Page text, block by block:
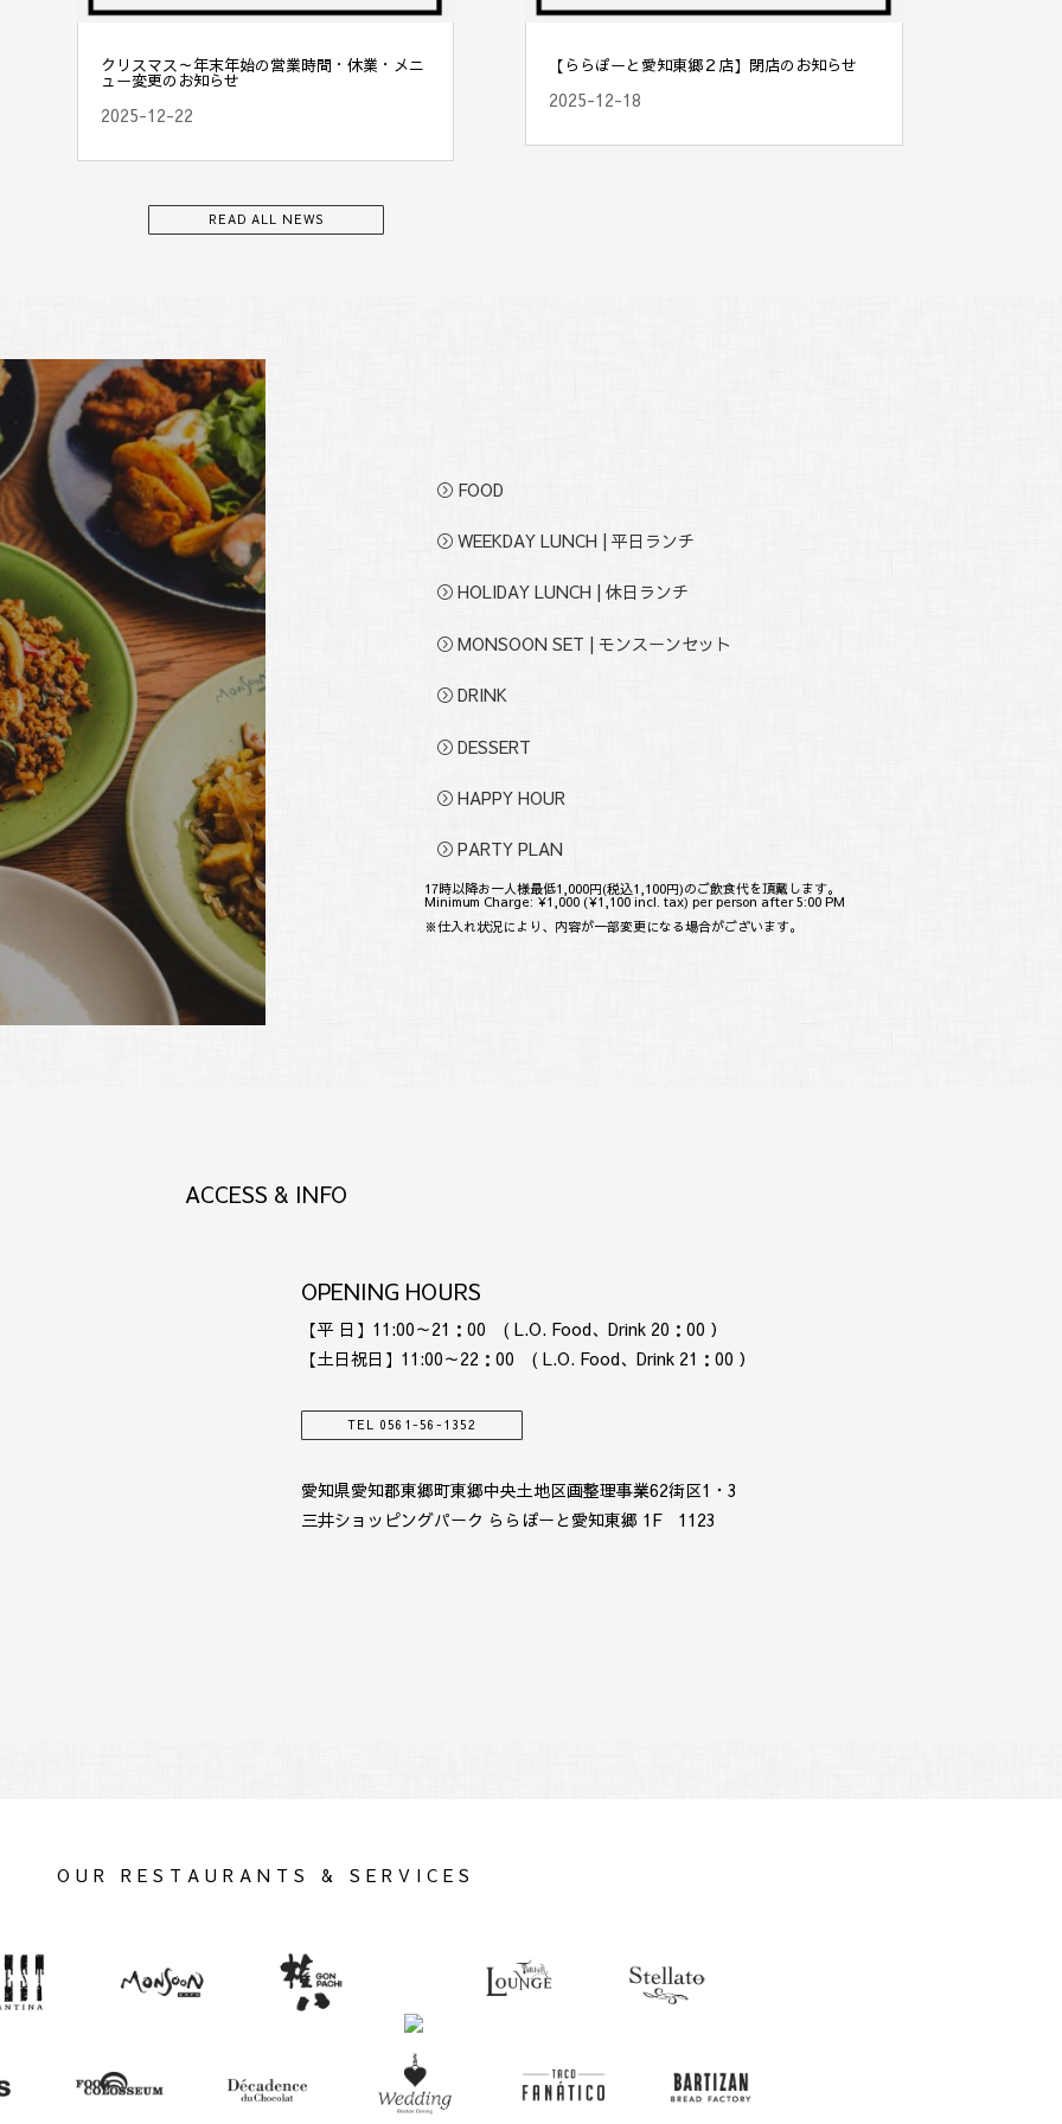
クリスマス～年末年始の営業時間・休業・メニ
ュー変更のお知らせ
2025-12-22
【ららぽーと愛知東郷２店】閉店のお知らせ
2025-12-18
READ ALL NEWS
FOOD
WEEKDAY LUNCH | 平日ランチ
HOLIDAY LUNCH | 休日ランチ
MONSOON SET | モンスーンセット
DRINK
DESSERT
HAPPY HOUR
PARTY PLAN
17時以降お一人様最低1,000円(税込1,100円)のご飲食代を頂戴します。
Minimum Charge: ¥1,000 (¥1,100 incl. tax) per person after 5:00 PM
※仕入れ状況により、内容が一部変更になる場合がございます。
ACCESS & INFO
OPENING HOURS
【平 日】11:00～21：00 ( L.O. Food、Drink 20：00 ）
【土日祝日】11:00～22：00 ( L.O. Food、Drink 21：00 ）
TEL 0561-56-1352
愛知県愛知郡東郷町東郷中央土地区画整理事業62街区1・3
三井ショッピングパーク ららぽーと愛知東郷 1F 1123
OUR RESTAURANTS & SERVICES